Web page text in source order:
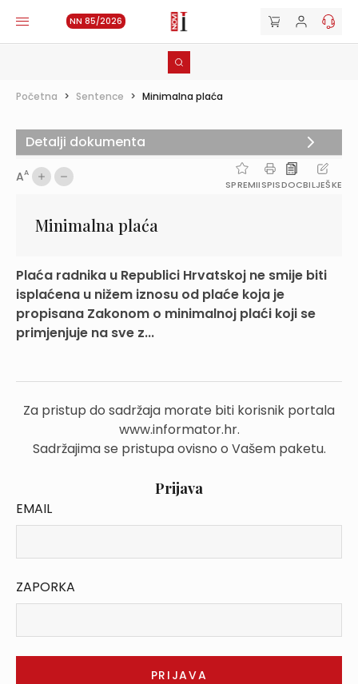
NN 85/2026
Početna > Sentence > Minimalna plaća
AA
SPREMIISPISDOCBILJEŠKE
Minimalna plaća
Plaća radnika u Republici Hrvatskoj ne smije biti
isplaćena u nižem iznosu od plaće koja je
propisana Zakonom o minimalnoj plaći koji se
primjenjuje na sve z...
Za pristup do sadržaja morate biti korisnik portala
www.informator.hr.
Sadržajima se pristupa ovisno o Vašem paketu.
Prijava
EMAIL
ZAPORKA
Detalji dokumenta